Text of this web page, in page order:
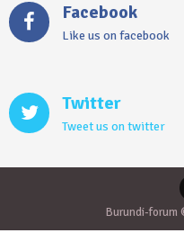
Facebook
Like us on facebook
Twitter
Tweet us on twitter
Burundi-forum